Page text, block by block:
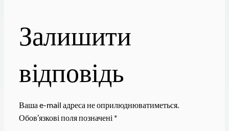
Залишити
відповідь
Ваша e-mail адреса не оприлюднюватиметься.
Обов’язкові поля позначені *